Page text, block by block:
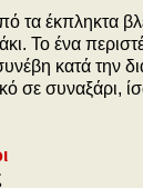
τα έκπληκτα
Το ένα
κατά την
σε